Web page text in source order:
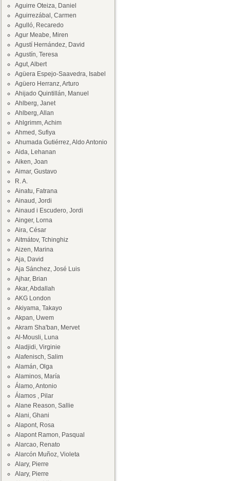
Aguirre Oteiza, Daniel
Aguirrezábal, Carmen
Agulló, Recaredo
Agur Meabe, Miren
Agustí Hernández, David
Agustín, Teresa
Agut, Albert
Agüera Espejo-Saavedra, Isabel
Agüero Herranz, Arturo
Ahijado Quintillán, Manuel
Ahlberg, Janet
Ahlberg, Allan
Ahlgrimm, Achim
Ahmed, Sufiya
Ahumada Gutiérrez, Aldo Antonio
Aida, Lehanan
Aiken, Joan
Aimar, Gustavo
R. A.
Ainatu, Fatrana
Ainaud, Jordi
Ainaud i Escudero, Jordi
Ainger, Lorna
Aira, César
Aitmátov, Tchinghiz
Aizen, Marina
Aja, David
Aja Sánchez, José Luis
Ajhar, Brian
Akar, Abdallah
AKG London
Akiyama, Takayo
Akpan, Uwem
Akram Sha'ban, Mervet
Al-Mousli, Luna
Aladjidi, Virginie
Alafenisch, Salim
Alamán, Olga
Alaminos, María
Álamo, Antonio
Álamos , Pilar
Alane Reason, Sallie
Alani, Ghani
Alapont, Rosa
Alapont Ramon, Pasqual
Alarcao, Renato
Alarcón Muñoz, Violeta
Alary, Pierre
Alary, Pierre